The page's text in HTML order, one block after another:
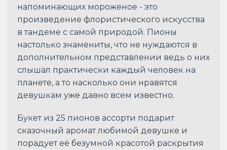
напоминающих мороженое - это
произведение флористического искусства
в тандеме с самой природой. Пионы
настолько знамениты, что не нуждаются в
дополнительном представлении ведь о них
слышал практически каждый человек на
планете, а то насколько они нравятся
девушкам уже давно всем известно.
Букет из 25 пионов ассорти подарит
сказочный аромат любимой девушке и
порадует её безумной красотой раскрытия